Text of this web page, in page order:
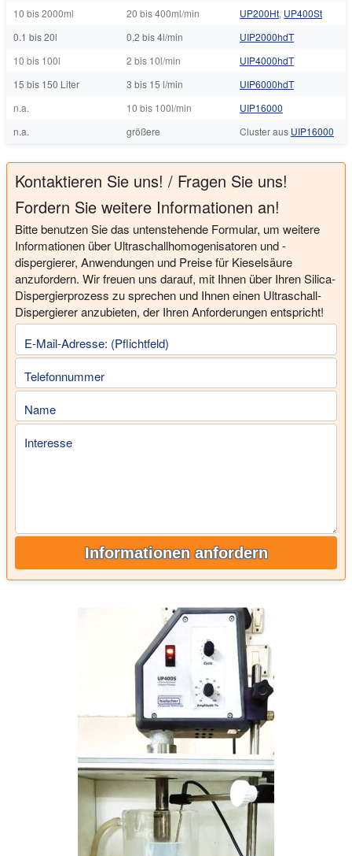
10 bis 2000ml
20 bis 400ml/min UP200Ht, UP400St
0.1 bis 20l
0,2 bis 4l/min
UIP2000hdT
10 bis 100l
2 bis 10l/min
UIP4000hdT
15 bis 150 Liter
3 bis 15 l/min
UIP6000hdT
n.a.
10 bis 100l/min
UIP16000
n.a.
größere Cluster aus UIP16000
Kontaktieren Sie uns! / Fragen Sie uns!
Fordern Sie weitere Informationen an!
Bitte benutzen Sie das untenstehende Formular, um weitere
Informationen über Ultraschallhomogenisatoren und -
dispergierer, Anwendungen und Preise für Kieselsäure
anzufordern. Wir freuen uns darauf, mit Ihnen über Ihren Silica-
Dispergierprozess zu sprechen und Ihnen einen Ultraschall-
Dispergierer anzubieten, der Ihren Anforderungen entspricht!
E-Mail-Adresse: (Pflichtfeld)
Telefonnummer
Name
Interesse
Informationen anfordern